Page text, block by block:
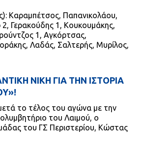
Καραμπέτσος, Παπανικολάου,
Γερακούδης 1, Κουκουμάκης,
1, Αγκόρτσας,
Λαδάς, Σαλτερής, Μυρίλος,
ΝΙΚΗ ΓΙΑ ΤΗΝ ΙΣΤΟΡΙΑ
το τέλος του αγώνα με την
του Λαιμού, ο
του ΓΣ Περιστερίου, Κώστας